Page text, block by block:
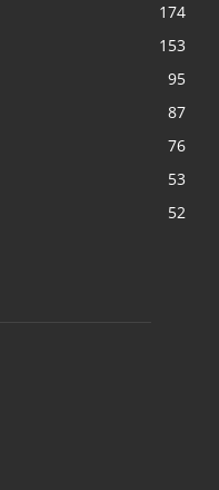
174
153
95
87
76
53
52